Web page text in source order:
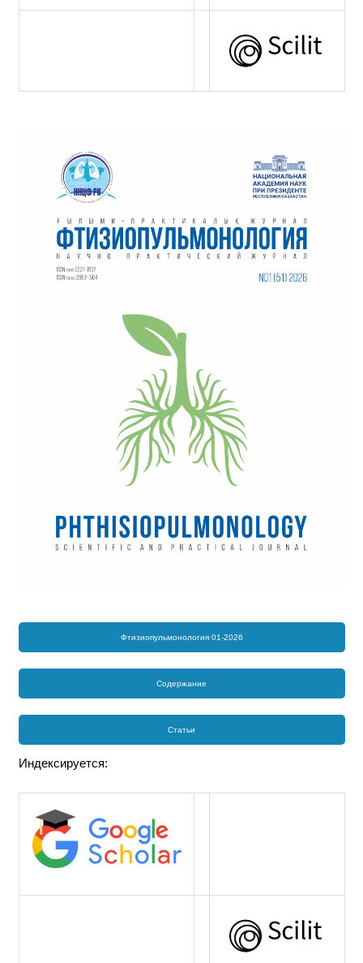
Фтизиопульмонология 01-2026
Содержание
Статьи
Индексируется: